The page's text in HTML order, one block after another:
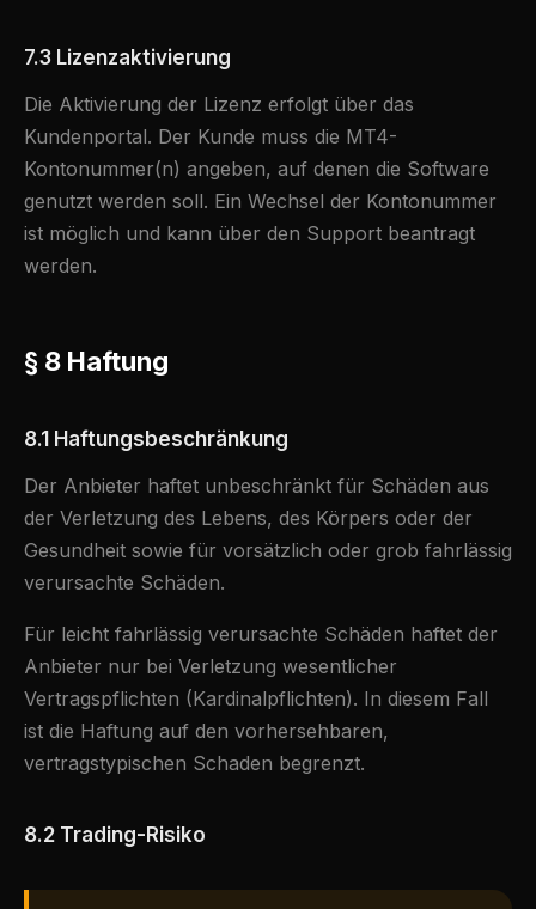
7.3 Lizenzaktivierung
Die Aktivierung der Lizenz erfolgt über das
Kundenportal. Der Kunde muss die MT4-
Kontonummer(n) angeben, auf denen die Software
genutzt werden soll. Ein Wechsel der Kontonummer
ist möglich und kann über den Support beantragt
werden.
§ 8 Haftung
8.1 Haftungsbeschränkung
Der Anbieter haftet unbeschränkt für Schäden aus
der Verletzung des Lebens, des Körpers oder der
Gesundheit sowie für vorsätzlich oder grob fahrlässig
verursachte Schäden.
Für leicht fahrlässig verursachte Schäden haftet der
Anbieter nur bei Verletzung wesentlicher
Vertragspflichten (Kardinalpflichten). In diesem Fall
ist die Haftung auf den vorhersehbaren,
vertragstypischen Schaden begrenzt.
8.2 Trading-Risiko